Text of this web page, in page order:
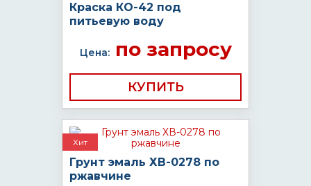
Краска КО-42 под
питьевую воду
Цена:по запросу
КУПИТЬ
Хит
Грунт эмаль ХВ-0278 по
ржавчине